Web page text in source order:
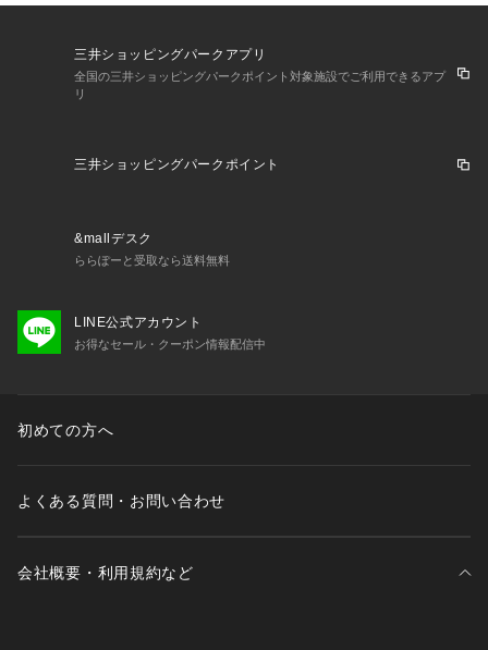
三井ショッピングパークアプリ
全国の三井ショッピングパークポイント対象施設でご利用できるアプ
リ
三井ショッピングパークポイント
&mallデスク
ららぽーと受取なら送料無料
LINE公式アカウント
お得なセール・クーポン情報配信中
初めての方へ
よくある質問・お問い合わせ
会社概要・利用規約など